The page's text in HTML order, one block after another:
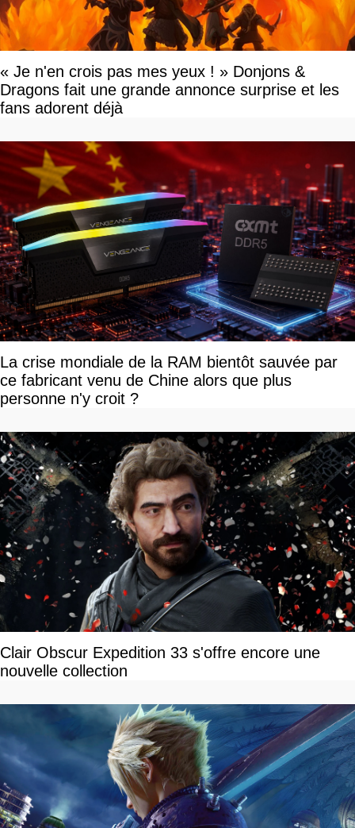
« Je n'en crois pas mes yeux ! » Donjons &
Dragons fait une grande annonce surprise et les
fans adorent déjà
La crise mondiale de la RAM bientôt sauvée par
ce fabricant venu de Chine alors que plus
personne n'y croit ?
Clair Obscur Expedition 33 s'offre encore une
nouvelle collection